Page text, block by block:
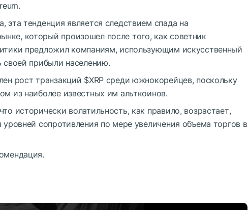
эта тенденция является следствием спада на
который произошел после того, как советник
предложил компаниям, использующим искусственный
своей прибыли населению.
рост транзакций $XRP среди южнокорейцев, поскольку
из наиболее известных им альткоинов.
исторически волатильность, как правило, возрастает,
уровней сопротивления по мере увеличения объема торгов в